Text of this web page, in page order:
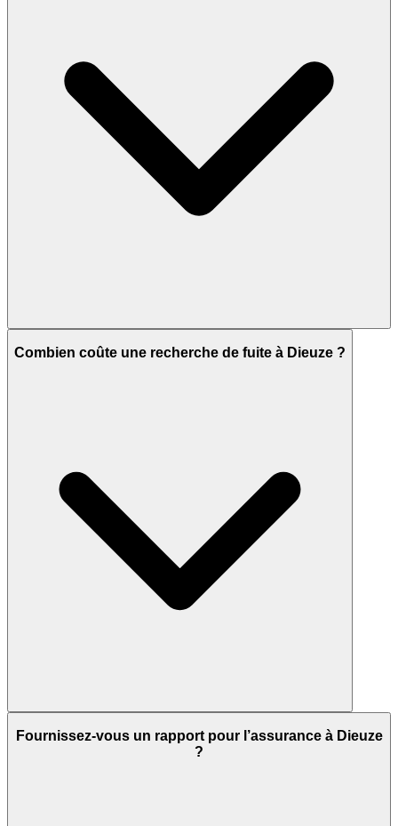
Combien coûte une recherche de fuite à Dieuze ?
Fournissez-vous un rapport pour l’assurance à Dieuze
?